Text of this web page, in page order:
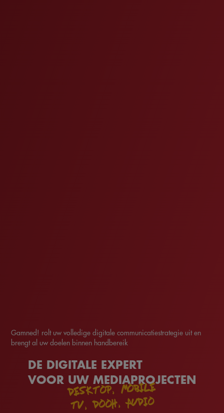
Gamned! rolt uw volledige digitale communicatiestrategie uit en
brengt al uw doelen binnen handbereik
DE DIGITALE EXPERT
VOOR UW MEDIAPROJECTEN
DESKTOP, MOBILE
TV, DOOH, AUDIO